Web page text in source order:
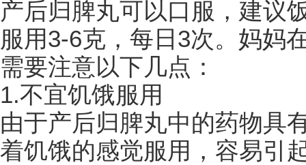
产后归脾丸可以口服，建议
服用3-6克，每日3次。妈妈
需要注意以下几点：
1.不宜饥饿服用
由于产后归脾丸中的药物具
着饥饿的感觉服用，容易引